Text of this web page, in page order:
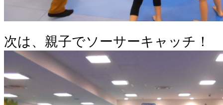
次は、親子でソーサーキャッチ！